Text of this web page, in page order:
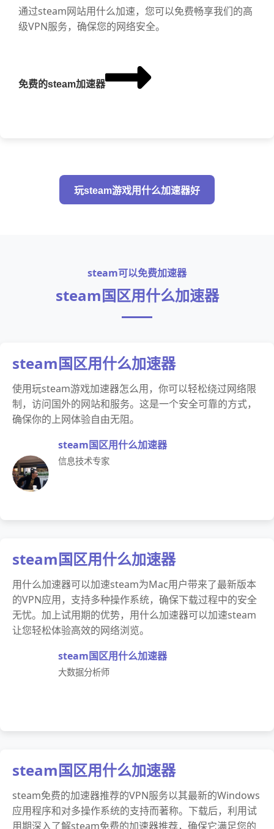
通过steam网站用什么加速，您可以免费畅享我们的高
级VPN服务，确保您的网络安全。
免费的steam加速器
玩steam游戏用什么加速器好
steam可以免费加速器
steam国区用什么加速器
steam国区用什么加速器
使用玩steam游戏加速器怎么用，你可以轻松绕过网络限
制，访问国外的网站和服务。这是一个安全可靠的方式，
确保你的上网体验自由无阻。
steam国区用什么加速器
信息技术专家
steam国区用什么加速器
用什么加速器可以加速steam为Mac用户带来了最新版本
的VPN应用，支持多种操作系统，确保下载过程中的安全
无忧。加上试用期的优势，用什么加速器可以加速steam
让您轻松体验高效的网络浏览。
steam国区用什么加速器
大数据分析师
steam国区用什么加速器
steam免费的加速器推荐的VPN服务以其最新的Windows
应用程序和对多操作系统的支持而著称。下载后，利用试
用期深入了解steam免费的加速器推荐，确保它满足您的